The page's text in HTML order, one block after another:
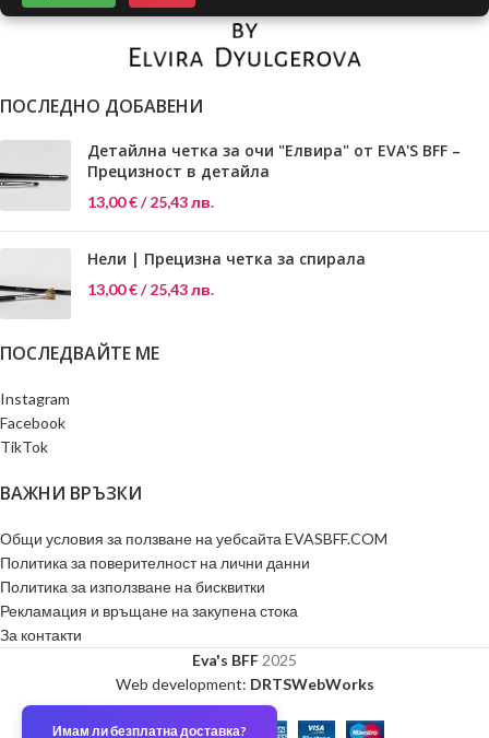
ПОСЛЕДНО ДОБАВЕНИ
Детайлна четка за очи "Елвира" от EVA'S BFF –
Прецизност в детайла
13,00€/ 25,43 лв.
Нели | Прецизна четка за спирала
13,00€/ 25,43 лв.
ПОСЛЕДВАЙТЕ МЕ
Instagram
Facebook
TikTok
ВАЖНИ ВРЪЗКИ
Общи условия за ползване на уебсайта EVASBFF.COM
Политика за поверителност на лични данни
Политика за използване на бисквитки
Рекламация и връщане на закупена стока
За контакти
Eva's BFF 2025
Web development: DRTSWebWorks
Разработен от:DRTSWebWorks
Имам ли безплатна доставка?